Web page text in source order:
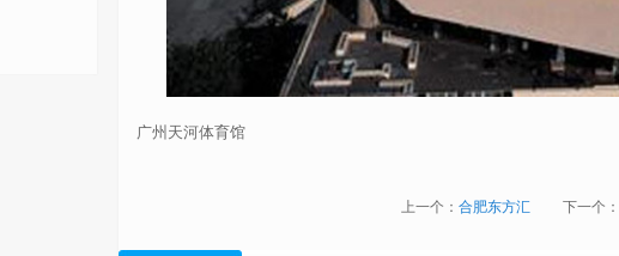
广州天河体育馆
上一个： 合肥东方汇 下一个：